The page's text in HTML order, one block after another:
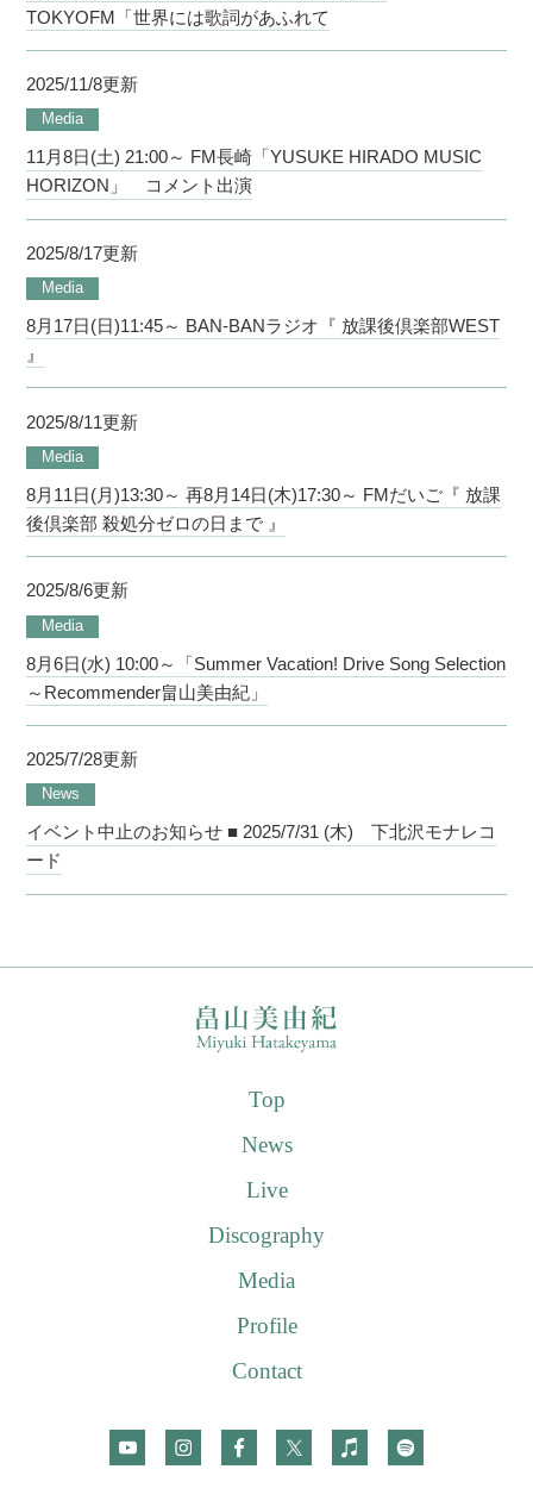
TOKYOFM「世界には歌詞があふれて
2025/11/8更新
Media
11月8日(土) 21:00～ FM長崎「YUSUKE HIRADO MUSIC
HORIZON」 コメント出演
2025/8/17更新
Media
8月17日(日)11:45～ BAN-BANラジオ『 放課後倶楽部WEST
』
2025/8/11更新
Media
8月11日(月)13:30～ 再8月14日(木)17:30～ FMだいご『 放課
後倶楽部 殺処分ゼロの日まで 』
2025/8/6更新
Media
8月6日(水) 10:00～「Summer Vacation! Drive Song Selection
～Recommender畠山美由紀」
2025/7/28更新
News
イベント中止のお知らせ ■ 2025/7/31 (木) 下北沢モナレコ
ード
Top
News
Live
Discography
Media
Profile
Contact